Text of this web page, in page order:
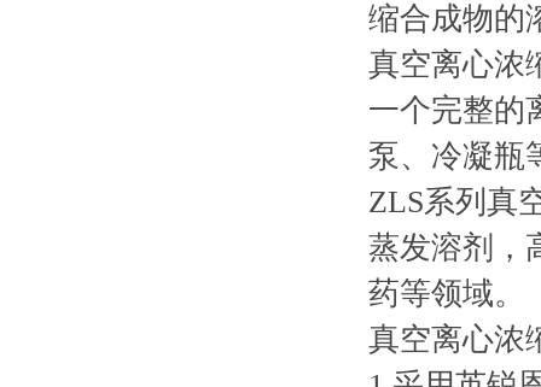
缩合成物的
真空离心浓
一个完整的
泵、冷凝瓶
ZLS系列真
蒸发溶剂，
药等领域。
真空离心浓